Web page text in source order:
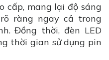
cấp, mang lại độ sáng
ràng ngay cả trong
Đồng thời, đèn LED
thời gian sử dụng pin